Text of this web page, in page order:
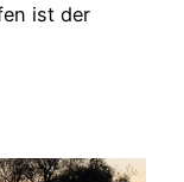
ist der